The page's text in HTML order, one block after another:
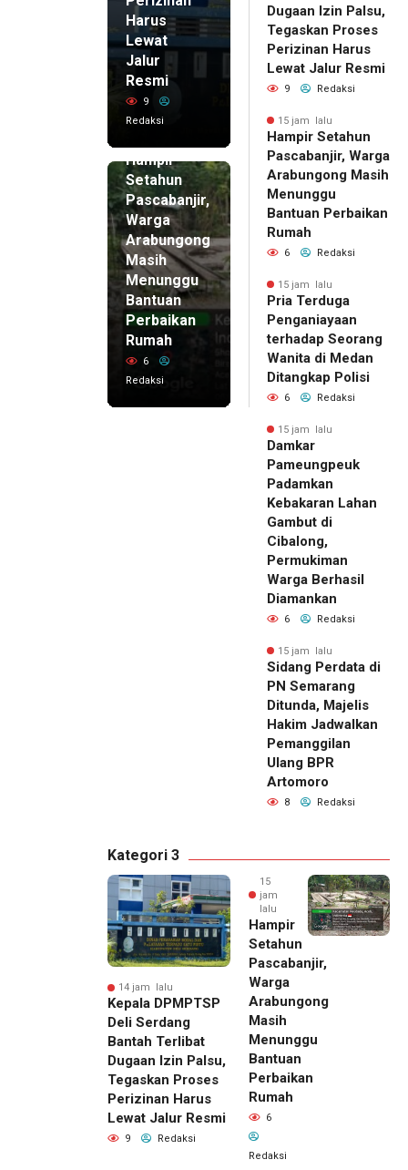
Harus
Lewat
Jalur
Resmi
9
Redaksi
Hampir
Setahun
Pascabanjir,
Warga
Arabungong
Masih
Menunggu
Bantuan
Perbaikan
Rumah
6
Redaksi
Dugaan Izin Palsu,
Tegaskan Proses
Perizinan Harus
Lewat Jalur Resmi
9 Redaksi
15 jam lalu
Hampir Setahun
Pascabanjir, Warga
Arabungong Masih
Menunggu
Bantuan Perbaikan
Rumah
6 Redaksi
15 jam lalu
Pria Terduga
Penganiayaan
terhadap Seorang
Wanita di Medan
Ditangkap Polisi
6 Redaksi
15 jam lalu
Damkar
Pameungpeuk
Padamkan
Kebakaran Lahan
Gambut di
Cibalong,
Permukiman
Warga Berhasil
Diamankan
6 Redaksi
15 jam lalu
Sidang Perdata di
PN Semarang
Ditunda, Majelis
Hakim Jadwalkan
Pemanggilan
Ulang BPR
Artomoro
8 Redaksi
Kategori 3
14 jam lalu
Kepala DPMPTSP
Deli Serdang
Bantah Terlibat
Dugaan Izin Palsu,
Tegaskan Proses
Perizinan Harus
Lewat Jalur Resmi
9 Redaksi
15
jam
lalu
Hampir
Setahun
Pascabanjir,
Warga
Arabungong
Masih
Menunggu
Bantuan
Perbaikan
Rumah
6
Redaksi